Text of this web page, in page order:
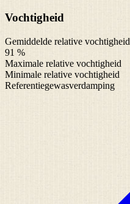
Vochtigheid
Gemiddelde relative vochtigheid
91 %
Maximale relative vochtigheid
Minimale relative vochtigheid
Referentiegewasverdamping